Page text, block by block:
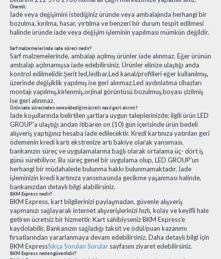
Önemli:
İade veya değişimini istediğiniz üründe veya ambalajında herhangi bir
bozulma, kırılma, hasar, yırtılma ve benzeri bir durum tespit edilmesi
halinde üründe iade veya değişim işleminin yapılması mümkün değildir.
Sarf malzemelerinde iade süreci nedir?
Sarf malzemelerinde, ambalajı açılmış ürünler iade alınmaz. Eğer ürünün
ambalajı açılmamışsa iade edebilirsiniz. Ürünler elinize ulaştığı anda
kontrol edilmelidir.Şerit led,ledbar,Led kanal/profilleri eğer kullanılmış,
üzerinde değişiklik yapılmış ise geri alınmaz.Led aydınlatma cihazları
montajı yapılmış,kirlenmiş,orjinal görüntüsü bozulmuş,boyası çizilmiş
ise geri alınmaz.
Ürün iade sürecinden sonra ödediğim ücreti nasıl geri alırım ?
İade koşullarında belirtilen şartlara uygun taleplerinizde; ilgili ürün LED
GROUP'a ulaştığı andan itibaren on (10) gün içerisinde ürün bedeli
alışveriş yaptığınız hesaba iade edilecektir. Kredi kartınıza yatırılan geri
ödemenin kredi kartı ekstrenize artı bakiye olarak yansıması,
bankanızın süreç ve uygulamalarına bağlı olarak ortalama üç- dört iş
günü sürebiliyor. Bu süreç genel bir uygulama olup, LED GROUP’un
herhangi bir müdahalede bulunma hakkı bulunmamaktadır. İade
işleminizin kredi kartınıza yansımasında gecikme yaşanması halinde,
bankanızdan detaylı bilgi alabilirsiniz.
BKM Express nedir?
BKM Express, kart bilgilerinizi paylaşmadan, güvenle alışveriş
yapmanızı sağlayarak internet alışverişlerinizi hızlı, kolay ve keyifli hale
getiren ücretsiz bir hizmettir. Kart sahibiyseniz BKM Express'e
kaydolabilir, Bankanızın sağladığı taksit ve ödül/puan kazanımı
fırsatlarından yararlanmaya devam edebilirsiniz. Daha detaylı bilgi için
BKM ExpressSıkça Sorulan Sorular sayfasını ziyaret edebilirsiniz.
BKM Express neden güvenlidir?